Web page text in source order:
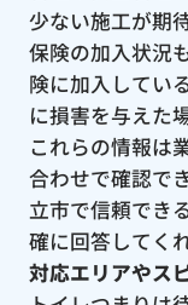
少ない施工が期
保険の加入状況
険に加入してい
に損害を与えた
これらの情報は
合わせで確認で
立市で信頼でき
確に回答してく
対応エリアやス